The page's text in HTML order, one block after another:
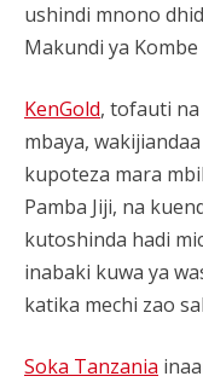
ushindi mnono
Makundi ya
KenGold, tofauti
mbaya,
kupoteza mara
Pamba Jiji, na
kutoshinda hadi
inabaki kuwa ya
katika mechi zao
Soka Tanzania